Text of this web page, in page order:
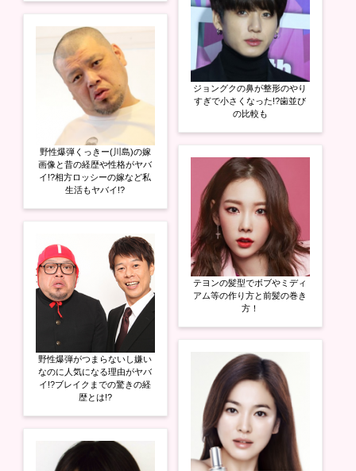
野性爆弾くっきー(川島)の嫁
画像と昔の経歴や性格がヤバ
イ!?相方ロッシーの嫁など私
生活もヤバイ!?
野性爆弾がつまらないし嫌い
なのに人気になる理由がヤバ
イ!?ブレイクまでの驚きの経
歴とは!?
ジョングクの鼻が整形のやり
すぎで小さくなった!?歯並び
の比較も
テヨンの髪型でボブやミディ
アム等の作り方と前髪の巻き
方！